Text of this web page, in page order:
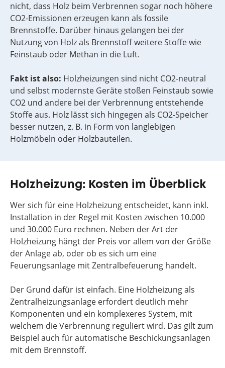
nicht, dass Holz beim Verbrennen sogar noch höhere
CO2-Emissionen erzeugen kann als fossile
Brennstoffe. Darüber hinaus gelangen bei der
Nutzung von Holz als Brennstoff weitere Stoffe wie
Feinstaub oder Methan in die Luft.
Fakt ist also: Holzheizungen sind nicht CO2-neutral
und selbst modernste Geräte stoßen Feinstaub sowie
CO2 und andere bei der Verbrennung entstehende
Stoffe aus. Holz lässt sich hingegen als CO2-Speicher
besser nutzen, z. B. in Form von langlebigen
Holzmöbeln oder Holzbauteilen.
Holzheizung: Kosten im Überblick
Wer sich für eine Holzheizung entscheidet, kann inkl.
Installation in der Regel mit Kosten zwischen 10.000
und 30.000 Euro rechnen. Neben der Art der
Holzheizung hängt der Preis vor allem von der Größe
der Anlage ab, oder ob es sich um eine
Feuerungsanlage mit Zentralbefeuerung handelt.
Der Grund dafür ist einfach. Eine Holzheizung als
Zentralheizungsanlage erfordert deutlich mehr
Komponenten und ein komplexeres System, mit
welchem die Verbrennung reguliert wird. Das gilt zum
Beispiel auch für automatische Beschickungsanlagen
mit dem Brennstoff.